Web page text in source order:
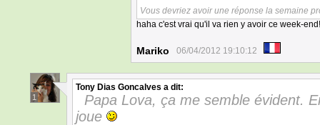
Vous devriez avoir une réponse la semaine
haha c'est vrai qu'il va rien y avoir ce week-
Mariko 06/04/2012 19:10:12
1
Tony Dias Goncalves a dit:
Papa Lova, ça me semble évident.
joue